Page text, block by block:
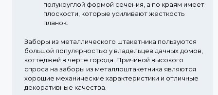
полукруглой формой сечения, а по краям имеет
плоскости, которые усиливают жесткость
планок.
Заборы из металлического штакетника пользуются
большой популярностью у владельцев дачных домов,
коттеджей в черте города. Причиной высокого
спроса на заборы из металлоштакетника являются
хорошие механические характеристики и отличные
декоративные качества.